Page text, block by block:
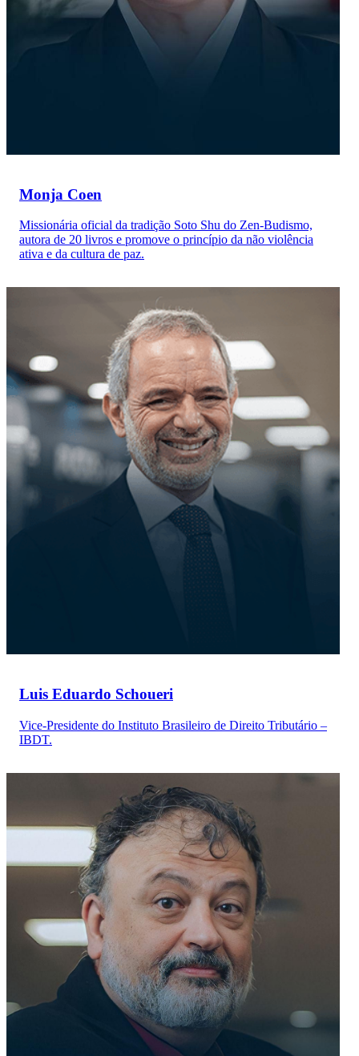
Monja Coen
Missionária oficial da tradição Soto Shu do Zen-Budismo,
autora de 20 livros e promove o princípio da não violência
ativa e da cultura de paz.
Luis Eduardo Schoueri
Vice-Presidente do Instituto Brasileiro de Direito Tributário –
IBDT.